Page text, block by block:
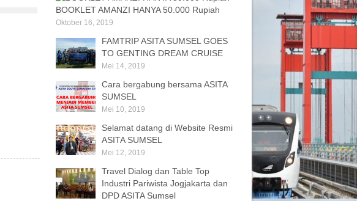
BOOKLET AMANZI HANYA 50.000 Rupiah
Oktober 16, 2019
FAMTRIP ASITA SUMSEL GOES
TO GENTING DREAM CRUISE
Mei 14, 2019
Cara bergabung bersama ASITA
SUMSEL
Mei 10, 2019
Selamat datang di Website Resmi
ASITA SUMSEL
Mei 12, 2019
Travel Dialog dan Table Top
Industri Pariwista Jogjakarta dan
DPD ASITA Sumsel